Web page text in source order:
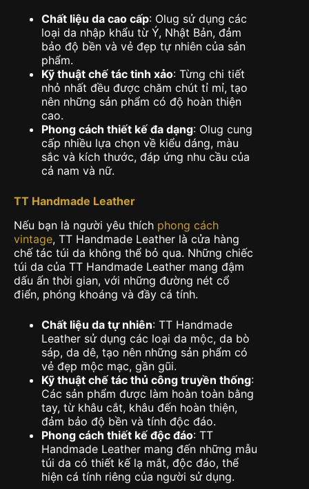
Chất liệu da cao cấp: Olug sử dụng các
loại da nhập khẩu từ Ý, Nhật Bản, đảm
bảo độ bền và vẻ đẹp tự nhiên của sản
phẩm.
Kỹ thuật chế tác tinh xảo: Từng chi tiết
nhỏ nhất đều được chăm chút tỉ mỉ, tạo
nên những sản phẩm có độ hoàn thiện
cao.
Phong cách thiết kế đa dạng: Olug cung
cấp nhiều lựa chọn về kiểu dáng, màu
sắc và kích thước, đáp ứng nhu cầu của
cả nam và nữ.
TT Handmade Leather
Nếu bạn là người yêu thích phong cách
vintage, TT Handmade Leather là cửa hàng
chế tác túi da không thể bỏ qua. Những chiếc
túi da của TT Handmade Leather mang đậm
dấu ấn thời gian, với những đường nét cổ
điển, phóng khoáng và đầy cá tính.
Chất liệu da tự nhiên: TT Handmade
Leather sử dụng các loại da mộc, da bò
sáp, da dê, tạo nên những sản phẩm có
vẻ đẹp mộc mạc, gần gũi.
Kỹ thuật chế tác thủ công truyền thống:
Các sản phẩm được làm hoàn toàn bằng
tay, từ khâu cắt, khâu đến hoàn thiện,
đảm bảo độ bền và tính độc đáo.
Phong cách thiết kế độc đáo: TT
Handmade Leather mang đến những mẫu
túi da có thiết kế lạ mắt, độc đáo, thể
hiện cá tính riêng của người sử dụng.